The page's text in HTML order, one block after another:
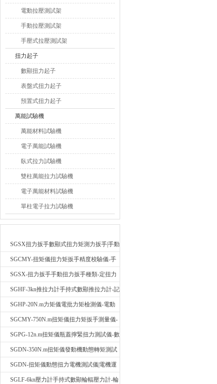
電動拉壓測試架
手動拉壓測試架
手壓式拉壓測試架
扭力起子
數顯扭力起子
表盤式扭力起子
預置式扭力起子
萬能試驗機
萬能材料試驗機
電子萬能試驗機
臥式拉力試驗機
雙柱萬能拉力試驗機
電子萬能材料試驗機
單柱電子拉力試驗機
SGSX扭力扳手數顯式扭力矩測力扳手|手動
定扭矩檢測扳手
SGCMY-扭矩儀扭力矩扳手精度校驗儀-手
動扳子扭矩校準儀
SGSX-扭力扳手手動扭力扳手種類-定扭力
矩檢測扳手價格
SGHF-3kn推拉力計手持式數顯推拉力計-記
憶數據拉壓力測力計
SGHP-20N.m力矩儀電批力矩檢測儀-電動
螺絲批扭力矩測試儀
SGCMY-750N.m扭矩儀扭力矩扳手測量儀-
校準扳手扭力精度測試儀
SGPG-12n.m扭矩儀瓶蓋擰緊扭力測試儀-數
顯式瓶蓋扭力矩儀
SGDN-350N.m扭矩儀發動機動態轉矩測試
儀-動態電機扭矩測量儀
SGDN-扭矩儀動態扭力電機測試儀|電機運
轉摩擦力扭矩儀
SGLF-6kn壓力計手持式數顯輪輻壓力計-輪